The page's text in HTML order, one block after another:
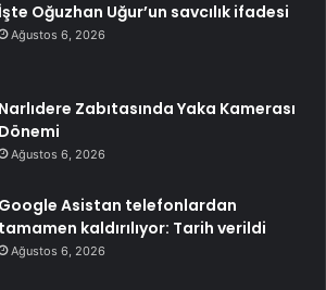
İşte Oğuzhan Uğur’un savcılık ifadesi
Ağustos 6, 2026
Narlıdere Zabıtasında Yaka Kamerası
Dönemi
Ağustos 6, 2026
Google Asistan telefonlardan
tamamen kaldırılıyor: Tarih verildi
Ağustos 6, 2026